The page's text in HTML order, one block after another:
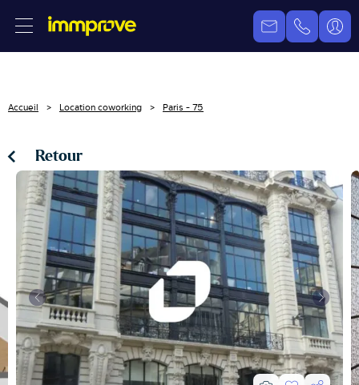
Accueil Location coworking Paris - 75
Retour